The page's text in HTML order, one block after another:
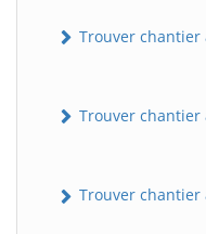
Trouver chantier
Trouver chantier
Trouver